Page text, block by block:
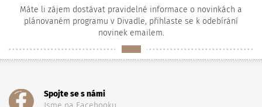
Máte li zájem dostávat pravidelné informace o novinkách a
plánovaném programu v Divadle, přihlaste se k odebírání
novinek emailem.
Spojte se s námi